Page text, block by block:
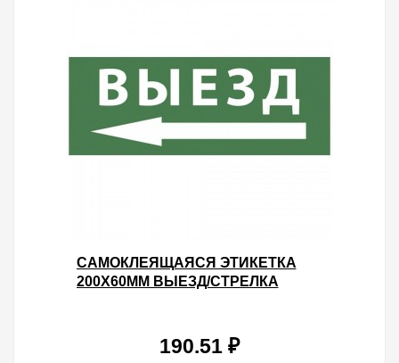
САМОКЛЕЯЩАЯСЯ ЭТИКЕТКА
200Х60ММ ВЫЕЗД/СТРЕЛКА
190.51 ₽